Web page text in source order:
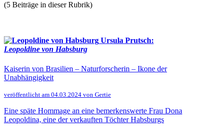
(5 Beiträge in dieser Rubrik)
Ursula Prutsch:
Leopoldine von Habsburg
Kaiserin von Brasilien – Naturforscherin – Ikone der
Unabhängigkeit
veröffentlicht am 04.03.2024 von Gertie
Eine späte Hommage an eine bemerkenswerte Frau Dona
Leopoldina, eine der verkauften Töchter Habsburgs